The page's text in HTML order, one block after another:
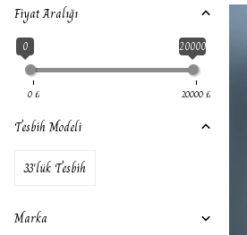
Fiyat Aralığı
0 20000
0 ₺ 20000 ₺
Tesbih Modeli
33'lük Tesbih
Marka